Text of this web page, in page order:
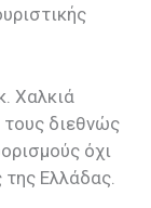
Χαλκιά
τους διεθνώς
όχι
Ελλάδας.